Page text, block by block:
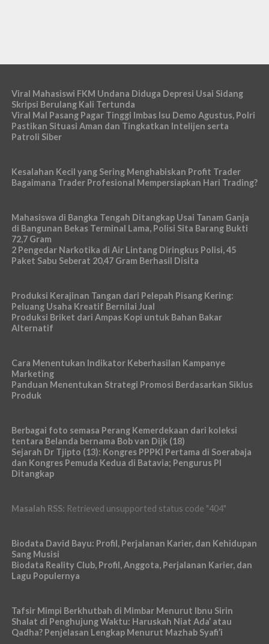
Viral Mahasiswi FKM Undana Diduga Depresi Usai Sidang
Skripsi Berulang Kali Tertunda
Viral Mal Pasang Pagar Tinggi Imbas Isu Demo Agustus, Polri
Pastikan Situasi Aman dan Tingkatkan Intelijen serta
Patroli Siber
Kesalahan Kecil yang Sering Menghabiskan Profit Trader
Bagaimana Trader Profesional Mempersiapkan Hari Trading?
Mahasiswa di Bangka Tengah Ditangkap Usai Tanam Ganja
di Bangunan Bekas Terminal Lama, Polisi Sita Barang Bukti
72,7 Gram
2 Pengedar Narkotika di Air Lintang Diringkus Polisi, 45
Paket Sabu Seberat 20,47 Gram Berhasil Disita
Produksi Kerajinan Tangan dari Pelepah Pisang Kering:
Peluang Usaha Kreatif Bernilai Jual
Produksi Briket dari Ampas Kopi untuk Bahan Bakar
Alternatif
Cara Menentukan Indikator Keberhasilan Kampanye
Marketing
Panduan Menentukan Strategi Promosi Berdasarkan Siklus
Produk
Berbagai foto semasa Perang Kemerdekaan dari koleksi
tentara Belanda bernama Bob van Dijk (18)
Sejarah Dr Tjipto (13): Kongres PPPKI Pertama di Soerabaja
dan Kongres Pemuda Kedua di Batavia; Pengurus PI
Ditangkap
Masalah RSS: Retrieved unsupported status code "404"
Biodata David Bayu: Profil, Perjalanan Karier, dan Kehidupan
Sang Musisi
Biodata Reality Club, Profil, Anggota, Perjalanan Karier, dan
Lagu Populernya
Tafsir Mimpi Berkhutbah di Mimbar Menurut Ibnu Sirin
Shalat di Penghujung Waktu: Haruskah Niat Ada’ atau
Qadha? Penjelasan Lengkap Menurut Mazhab Syafi’i